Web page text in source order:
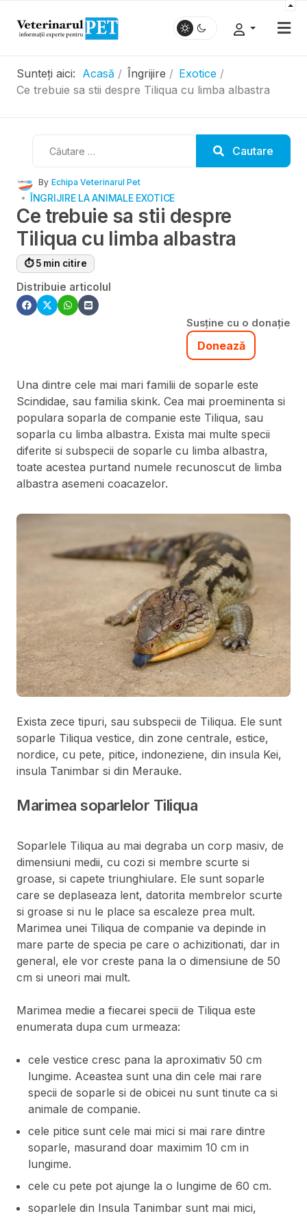
Sunteți aici: Acasă Îngrijire
Exotice
Ce trebuie sa stii despre Tiliqua cu limba albastra
Cautare
By Echipa Veterinarul Pet
ÎNGRIJIRE LA ANIMALE EXOTICE
Ce trebuie sa stii despre
Tiliqua cu limba albastra
⏱ 5 min citire
Distribuie articolul
Susține cu o donație
Donează
Una dintre cele mai mari familii de soparle este
Scindidae, sau familia skink. Cea mai proeminenta si
populara soparla de companie este Tiliqua, sau
soparla cu limba albastra. Exista mai multe specii
diferite si subspecii de soparle cu limba albastra,
toate acestea purtand numele recunoscut de limba
albastra asemeni coacazelor.
Exista zece tipuri, sau subspecii de Tiliqua. Ele sunt
soparle Tiliqua vestice, din zone centrale, estice,
nordice, cu pete, pitice, indoneziene, din insula Kei,
insula Tanimbar si din Merauke.
Marimea soparlelor Tiliqua
Soparlele Tiliqua au mai degraba un corp masiv, de
dimensiuni medii, cu cozi si membre scurte si
groase, si capete triunghiulare. Ele sunt soparle
care se deplaseaza lent, datorita membrelor scurte
si groase si nu le place sa escaleze prea mult.
Marimea unei Tiliqua de companie va depinde in
mare parte de specia pe care o achizitionati, dar in
general, ele vor creste pana la o dimensiune de 50
cm si uneori mai mult.
Marimea medie a fiecarei specii de Tiliqua este
enumerata dupa cum urmeaza:
cele vestice cresc pana la aproximativ 50 cm
lungime. Aceastea sunt una din cele mai rare
specii de soparle si de obicei nu sunt tinute ca si
animale de companie.
cele pitice sunt cele mai mici si mai rare dintre
soparle, masurand doar maximim 10 cm in
lungime.
cele cu pete pot ajunge la o lungime de 60 cm.
soparlele din Insula Tanimbar sunt mai mici,